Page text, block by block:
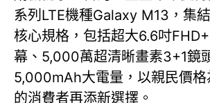
系列LTE機種Galaxy M13，集
核心規格，包括超大6.6吋
幕、5,000萬超清晰畫素3+1鏡
5,000mAh大電量，以親民價
的消費者再添新選擇。